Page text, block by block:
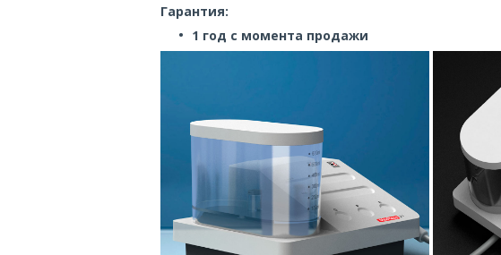
Гарантия:
1 год с момента продажи